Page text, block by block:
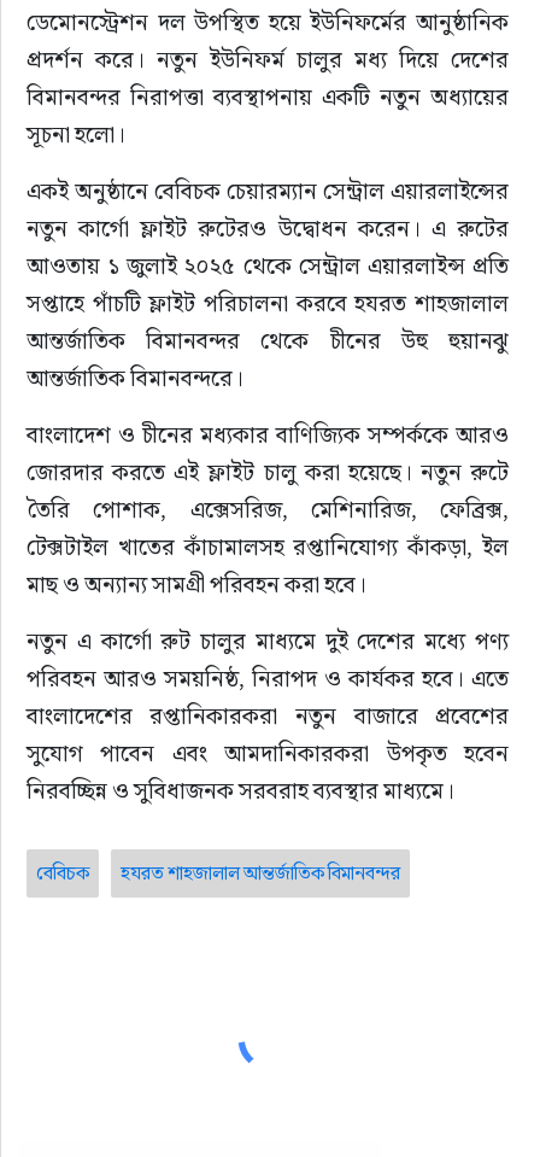
ডেমোনস্ট্রেশন দল উপস্থিত হয়ে ইউনিফর্মের আনুষ্ঠানিক
প্রদর্শন করে। নতুন ইউনিফর্ম চালুর মধ্য দিয়ে দেশের
বিমানবন্দর নিরাপত্তা ব্যবস্থাপনায় একটি নতুন অধ্যায়ের
সূচনা হলো।
একই অনুষ্ঠানে বেবিচক চেয়ারম্যান সেন্ট্রাল এয়ারলাইন্সের
নতুন কার্গো ফ্লাইট রুটেরও উদ্বোধন করেন। এ রুটের
আওতায় ১ জুলাই ২০২৫ থেকে সেন্ট্রাল এয়ারলাইন্স প্রতি
সপ্তাহে পাঁচটি ফ্লাইট পরিচালনা করবে হযরত শাহজালাল
আন্তর্জাতিক বিমানবন্দর থেকে চীনের উহু হুয়ানঝু
আন্তর্জাতিক বিমানবন্দরে।
বাংলাদেশ ও চীনের মধ্যকার বাণিজ্যিক সম্পর্ককে আরও
জোরদার করতে এই ফ্লাইট চালু করা হয়েছে। নতুন রুটে
তৈরি পোশাক, এক্সেসরিজ, মেশিনারিজ, ফেব্রিক্স,
টেক্সটাইল খাতের কাঁচামালসহ রপ্তানিযোগ্য কাঁকড়া, ইল
মাছ ও অন্যান্য সামগ্রী পরিবহন করা হবে।
নতুন এ কার্গো রুট চালুর মাধ্যমে দুই দেশের মধ্যে পণ্য
পরিবহন আরও সময়নিষ্ঠ, নিরাপদ ও কার্যকর হবে। এতে
বাংলাদেশের রপ্তানিকারকরা নতুন বাজারে প্রবেশের
সুযোগ পাবেন এবং আমদানিকারকরা উপকৃত হবেন
নিরবচ্ছিন্ন ও সুবিধাজনক সরবরাহ ব্যবস্থার মাধ্যমে।
বেবিচক হযরত শাহজালাল আন্তর্জাতিক বিমানবন্দর